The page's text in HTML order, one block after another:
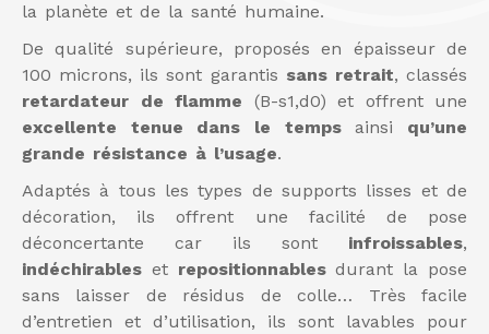
la planète et de la santé humaine.
De qualité supérieure, proposés en épaisseur de
100 microns, ils sont garantis sans retrait, classés
retardateur de flamme (B-s1,d0) et offrent une
excellente tenue dans le tempsainsi qu’une
grande résistance à l’usage.
Adaptés à tous les types de supports lisses et de
décoration, ils offrent une facilité de pose
déconcertante car ils sont infroissables,
indéchirables et repositionnablesdurant la pose
sans laisser de résidus de colle… Très facile
d’entretien et d’utilisation, ils sont lavables pour